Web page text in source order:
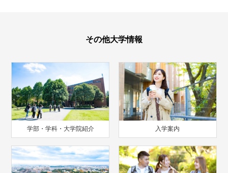
その他大学情報
学部・学科・大学院紹介 入学案内